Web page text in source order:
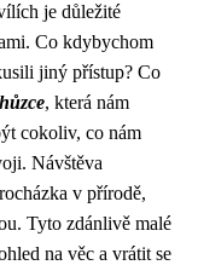
je důležité
Co kdybychom
jiný přístup? Co
, která nám
cokoliv, co nám
Návštěva
v přírodě,
Tyto zdánlivě malé
na věc a vrátit se